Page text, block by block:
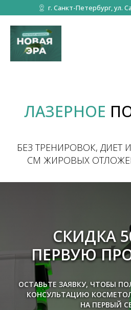
г. Санкт-Петербург, ул.
ЛАЗЕРНОЕ
БЕЗ ТРЕНИРОВОК, ДИЕТ
СМ ЖИРОВЫХ
СКИДКА
ПЕРВУЮ
ОСТАВЬТЕ ЗАЯВКУ, ЧТОБЫ
КОНСУЛЬТАЦИЮ
НА ПЕРВЫЙ